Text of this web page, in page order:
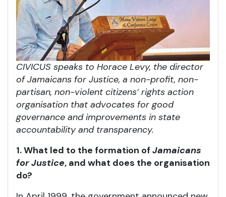
CIVICUS speaks to Horace Levy, the director
of Jamaicans for Justice, a non-profit, non-
partisan, non-violent citizens’ rights action
organisation that advocates for good
governance and improvements in state
accountability and transparency.
1. What led to the formation of Jamaicans
for Justice, and what does the organisation
do?